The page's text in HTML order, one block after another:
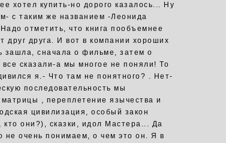
хотел купить-но дорого казалось... Ну
с таким же названием -Леонида
отметить, что книга пообъемнее
друг друга. И вот в компании хороших
зашла, сначала о фильме, затем о
сказали-а мы многое не поняли! То
я.- Что там не понятного? . Нет-
последовательность мы
, переплетение язычества и
цивилизация, особый закон
они?), сказки, идол Мастера... Да
не очень понимаем, о чем это он. Я в